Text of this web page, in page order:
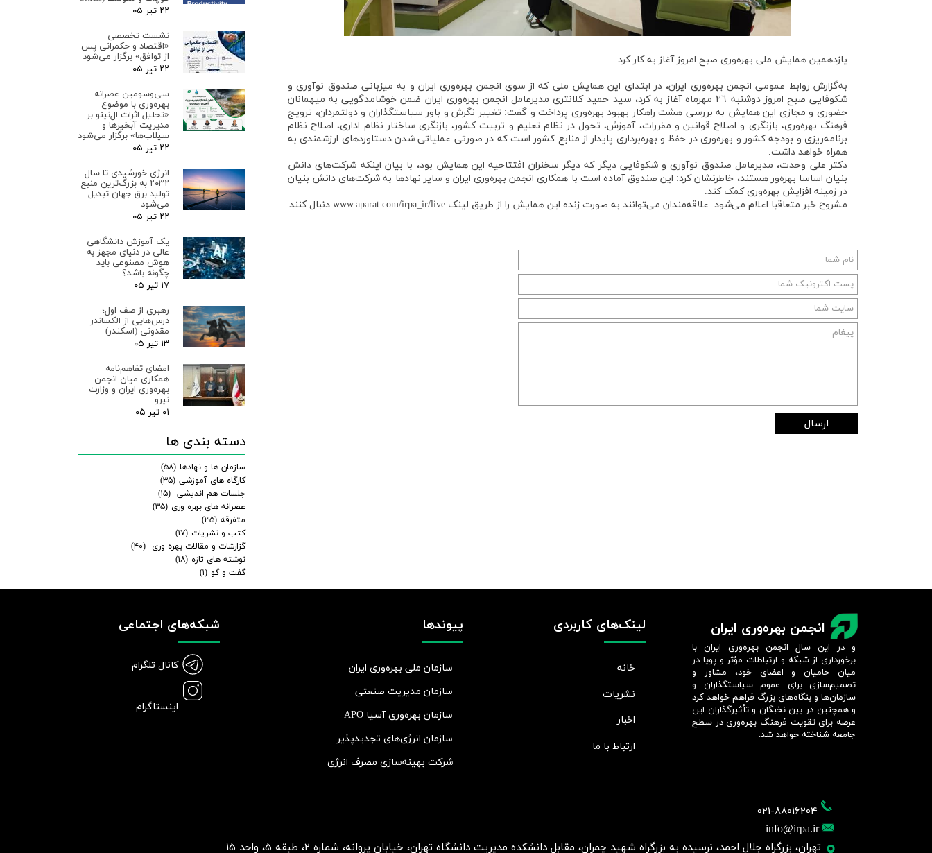
یازدهمین همایش ملی بهره‌وری صبح امروز آغاز به کار کرد.
به‌گزارش روابط عمومی انجمن بهره‌وری ایران، در ابتدای این همایش ملی که از سوی انجمن بهره‌وری ایران و به میزبانی صندوق نوآوری و
شکوفایی صبح امروز دوشنبه ٢٦ مهرماه آغاز به کرد، سید حمید کلانتری مدیرعامل انجمن بهره‌وری ایران ضمن خوشامدگویی به میهمانان
حضوری و مجازی این همایش به بررسی هشت راهکار بهبود بهره‌وری پرداخت و گفت: تغییر نگرش و باور سیاستگذاران و دولتمردان، ترویج
فرهنگ بهره‌وری، بازنگری و اصلاح قوانین و‌ مقررات، آموزش، تحول در نظام تعلیم و تربیت کشور، بازنگری ساختار نظام اداری، اصلاح نظام
برنامه‌ریزی و بودجه کشور و بهره‌وری در حفظ و بهره‌‌برداری پایدار از منابع کشور است که در صورتی عملیاتی شدن دستاوردهای ارزشمندی به
همراه خواهد داشت.
دکتر علی وحدت، مدیرعامل صندوق نوآوری و شکوفایی دیگر‌ که دیگر سخنران افتتاحیه این همایش بود، با بیان اینکه شرکت‌های دانش
بنیان اساسا بهره‌ور هستند، خاطرنشان کرد: این صندوق آماده است با همکاری انجمن بهره‌وری ایران و سایر نهادها به شرکت‌های دانش بنیان
در زمینه افزایش بهره‌وری کمک کند.
مشروح خبر متعاقبا اعلام می‌شود. علاقه‌مندان می‌توانند به صورت زنده این همایش را از طریق لینک www.aparat.com/irpa_ir/live دنبال کنند
ارسال
۲۲ تیر ۰۵
نشست تخصصی
«اقتصاد و حکمرانی پس
از توافق» برگزار می‌شود
۲۲ تیر ۰۵
سی‌وسومین عصرانه
بهره‌وری با موضوع
«تحلیل اثرات ال‌نینو بر
مدیریت آبخیزها و
سیلاب‌ها» برگزار می‌شود
۲۲ تیر ۰۵
انرژی خورشیدی تا سال
۲۰۳۲ به بزرگ‌ترین منبع
تولید برق جهان تبدیل
می‌شود
۲۲ تیر ۰۵
یک آموزش دانشگاهی
عالی در دنیای مجهز به
هوش مصنوعی باید
چگونه باشد؟
۱۷ تیر ۰۵
رهبری از صف اول؛
درس‌هایی از الکساندر
مقدونی (اسکندر)
۱۳ تیر ۰۵
امضای تفاهم‌نامه
همکاری میان انجمن
بهره‌وری ایران و وزارت
نیرو
۰۱ تیر ۰۵
دسته بندی ها
سازمان ها و نهادها (۵۸)
کارگاه های آموزشی (۳۵)
جلسات هم اندیشی (۱۵)
عصرانه های بهره وری (۳۵)
متفرقه (۳۵)
کتب و نشریات (۱۷)
گزارشات و مقالات بهره وری
(۴۰)
نوشته های تازه (۱۸)
گفت و گو (۱)
انجمن بهره‌وری ایران
021-88016204
info@irpa.ir
تهران، بزرگراه جلال احمد، نرسیده به بزرگراه شهید چمران، مقابل دانشکده مدیریت دانشگاه تهران، خیابان پروانه، شماره 2، طبقه 5، واحد 15
لینک‌های کاربردی
خانه
نشریات
اخبار
ارتباط با ما
پیوندها
سازمان ملی بهره‌وری ایران
سازمان مدیریت صنعتی
سازمان بهره‌وری آسیا APO
سازمان انرژی‌های تجدیدپذیر
شرکت بهينه‌سازی مصرف انرژی
شبکه‌های اجتماعی
کانال تلگرام
اینستاگرام
و در این سال انجمن بهره‌وری ایران با
برخورداری از شبکه و ارتباطات مؤثر و پویا در
میان حامیان و اعضای خود، مشاور و
تصمیم‌سازی برای عموم سیاستگذاران و
سازمان‌ها و بنگاه‌های بزرگ فراهم خواهد کرد
و همچنین در بین نخبگان و تأثیرگذاران این
عرصه برای تقویت فرهنگ بهره‌وری در سطح
جامعه شناخته خواهد شد.​​​​​​​